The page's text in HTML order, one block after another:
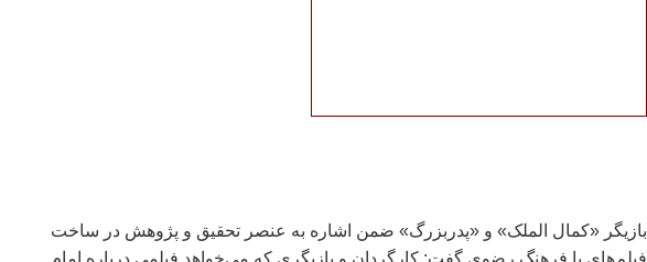
بازيگر «کمال الملک» و «پدربزرگ» ضمن اشاره به عنصر تحقيق و پژوهش در ساخت
فيلم‌هاي با فرهنگ رضوي گفت: کارگردان و بازيگري که مي‌خواهد فيلمي درباره امام